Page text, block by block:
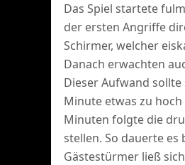
Das Spiel startete
der ersten Angriffe
Schirmer, welcher
Danach erwachten
Dieser Aufwand
Minute etwas zu
Minuten folgte die
stellen. So dauerte
Gästestürmer ließ